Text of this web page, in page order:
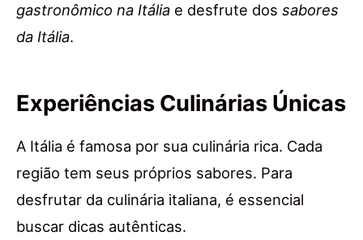
gastronômico na Itália e desfrute dos sabores
da Itália.
Experiências Culinárias Únicas
A Itália é famosa por sua culinária rica. Cada
região tem seus próprios sabores. Para
desfrutar da culinária italiana, é essencial
buscar dicas autênticas.